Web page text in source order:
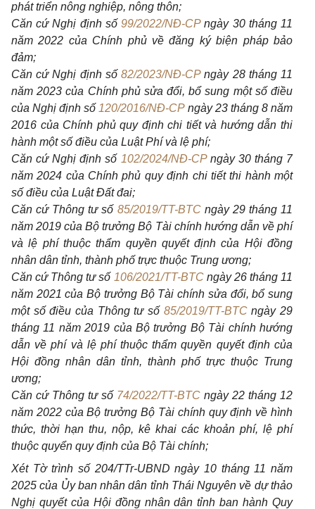
phát triển nông nghiệp, nông thôn;
Căn cứ Nghị định số99/2022/NĐ-CPngày 30 tháng 11
năm 2022 của Chính phủ về đăng ký biện pháp bảo
đảm;
Căn cứ Nghị định số82/2023/NĐ-CPngày 28 tháng 11
năm 2023 của Chính phủ sửa đổi, bổ sung một số điều
của Nghị định số 120/2016/NĐ-CPngày 23 tháng 8 năm
2016 của Chính phủ quy định chi tiết và hướng dẫn thi
hành một số điều của Luật Phí và lệ phí;
Căn cứ Nghị định số 102/2024/NĐ-CPngày 30 tháng 7
năm 2024 của Chính phủ quy định chi tiết thi hành một
số điều của Luật Đất đai;
Căn cứ Thông tư số 85/2019/TT-BTCngày 29 tháng 11
năm 2019 của Bộ trưởng Bộ Tài chính hướng dẫn về phí
và lệ phí thuộc thẩm quyền quyết định của Hội đồng
nhân dân tỉnh, thành phố trực thuộc Trung ương;
Căn cứ Thông tư số 106/2021/TT-BTCngày 26 tháng 11
năm 2021 của Bộ trưởng Bộ Tài chính sửa đổi, bổ sung
một số điều của Thông tư số 85/2019/TT-BTCngày 29
tháng 11 năm 2019 của Bộ trưởng Bộ Tài chính hướng
dẫn về phí và lệ phí thuộc thẩm quyền quyết định của
Hội đồng nhân dân tỉnh, thành phố trực thuộc Trung
ương;
Căn cứ Thông tư số 74/2022/TT-BTC ngày 22 tháng 12
năm 2022 của Bộ trưởng Bộ Tài chính quy định về hình
thức, thời hạn thu, nộp, kê khai các khoản phí, lệ phí
thuộc quyển quy định của Bộ Tài chính;
Xét Tờ trình số 204/TTr-UBND ngày 10 tháng 11 năm
2025 của Ủy ban nhân dân tỉnh Thái Nguyên về dự thảo
Nghị quyết của Hội đồng nhân dân tỉnh ban hành Quy